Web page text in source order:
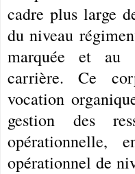
cadre plus large
du niveau
marquée et au
carrière. Ce
vocation
gestion des
opérationnelle,
opérationnel de